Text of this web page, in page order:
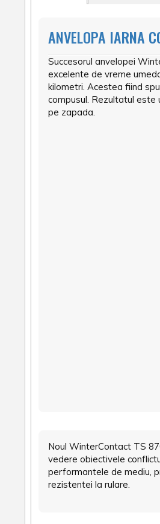
ANVELOPA IARNA
Succesorul anvelopei
excelente de vreme
kilometri. Acestea fiind
compusul. Rezultatul este
pe zapada.
Noul WinterContact TS
vedere obiectivele
performantele de mediu,
rezistentei la rulare.